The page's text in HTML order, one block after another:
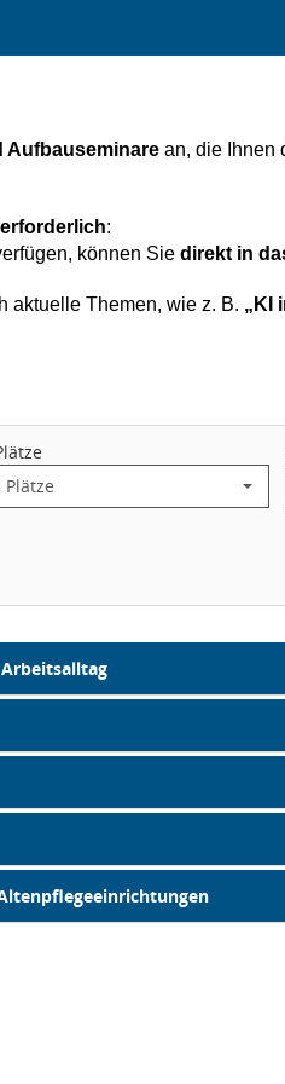
Aufbauseminare an, die Ihnen
:
können Sie direkt in
aktuelle Themen, wie z. B. „KI